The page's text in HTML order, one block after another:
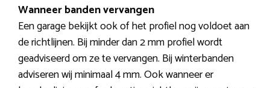
Wanneer banden vervangen
Een garage bekijkt ook of het profiel nog voldoet aan
de richtlijnen. Bij minder dan 2 mm profiel wordt
geadviseerd om ze te vervangen. Bij winterbanden
adviseren wij minimaal 4 mm. Ook wanneer er